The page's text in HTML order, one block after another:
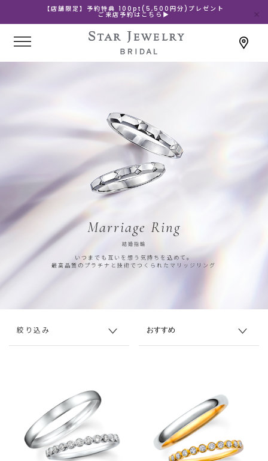
【店舗限定】予約特典 100pt(5,500円分)プレゼント
ご来店予約はこちら▶
Marriage Ring
結婚指輪
いつまでも互いを想う気持ちを込めて。
最高品質のプラチナと技術でつくられたマリッジリング
絞り込み